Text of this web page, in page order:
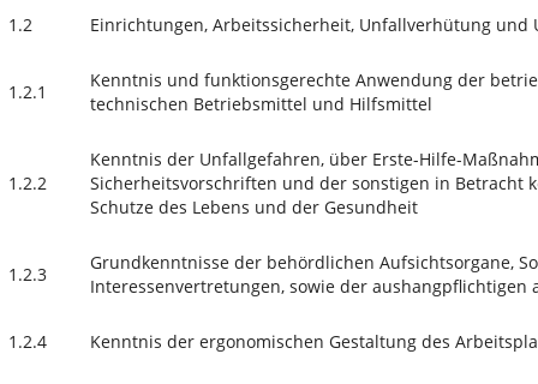
1.2 Einrichtungen, Arbeitssicherheit, Unfallverhütung und
1.2.1
Kenntnis und funktionsgerechte Anwendung der
technischen Betriebsmittel und Hilfsmittel
1.2.2
Kenntnis der Unfallgefahren, über Erste-Hilfe-
Sicherheitsvorschriften und der sonstigen in Betracht
Schutze des Lebens und der Gesundheit
1.2.3
Grundkenntnisse der behördlichen Aufsichtsorgane,
Interessenvertretungen, sowie der
1.2.4 Kenntnis der ergonomischen Gestaltung des